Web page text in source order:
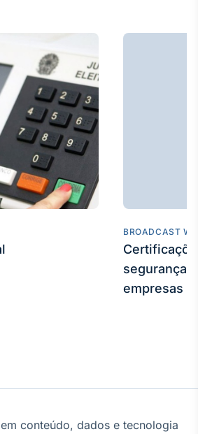
Tokenização
de ativos
Em breve
Crédito
Em breve
BROADCAST
segurança
empresas
conteúdo, dados e tecnologia